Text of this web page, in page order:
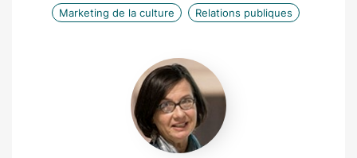
Marketing de la culture Relations publiques
Hélène
Lancelot